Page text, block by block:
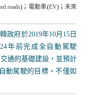
roads)； 電動車(EV)； 未來
政府於2019年10月15日
年前完成全自動駕駛
通的基礎建設，並預計
動駕駛的目標。不僅如